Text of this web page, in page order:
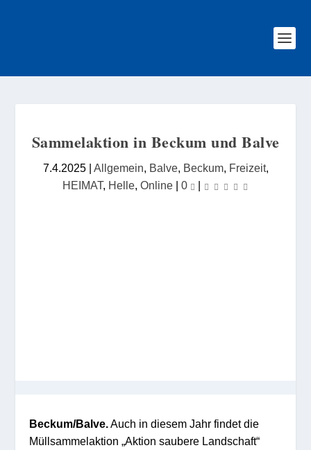
Sammelaktion in Beckum und Balve
7.4.2025| Allgemein, Balve, Beckum, Freizeit,
HEIMAT, Helle, Online| 0 |
Beckum/Balve. Auch in diesem Jahr findet die
Müllsammelaktion „Aktion saubere Landschaft“